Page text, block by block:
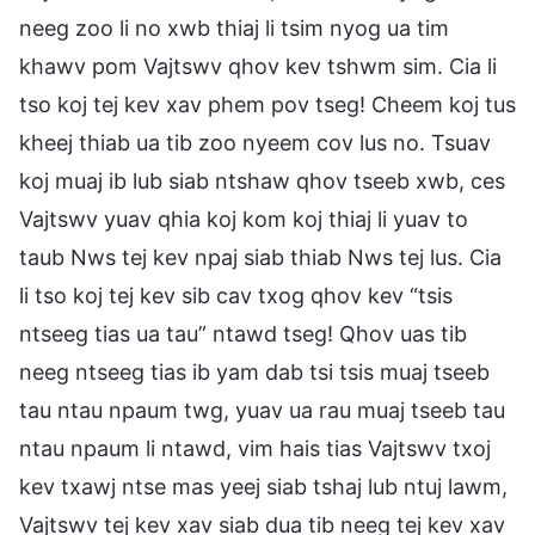
neeg zoo li no xwb thiaj li tsim nyog ua tim
khawv pom Vajtswv qhov kev tshwm sim. Cia li
tso koj tej kev xav phem pov tseg! Cheem koj tus
kheej thiab ua tib zoo nyeem cov lus no. Tsuav
koj muaj ib lub siab ntshaw qhov tseeb xwb, ces
Vajtswv yuav qhia koj kom koj thiaj li yuav to
taub Nws tej kev npaj siab thiab Nws tej lus. Cia
li tso koj tej kev sib cav txog qhov kev “tsis
ntseeg tias ua tau” ntawd tseg! Qhov uas tib
neeg ntseeg tias ib yam dab tsi tsis muaj tseeb
tau ntau npaum twg, yuav ua rau muaj tseeb tau
ntau npaum li ntawd, vim hais tias Vajtswv txoj
kev txawj ntse mas yeej siab tshaj lub ntuj lawm,
Vajtswv tej kev xav siab dua tib neeg tej kev xav